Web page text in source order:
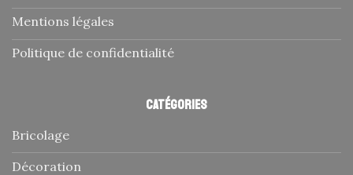
Mentions légales
Politique de confidentialité
Catégories
Bricolage
Décoration